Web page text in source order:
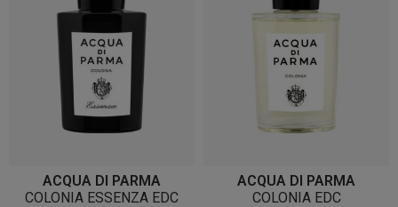
ACQUA DI PARMA
COLONIA ESSENZA EDC
ACQUA DI PARMA
COLONIA EDC